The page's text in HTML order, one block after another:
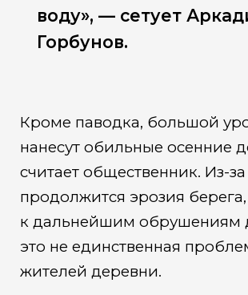
воду», — сетует
Горбунов.
Кроме паводка, большой
нанесут обильные осенние
считает общественник. Из-
продолжится эрозия
к дальнейшим обрушениям
это не единственная
жителей деревни.